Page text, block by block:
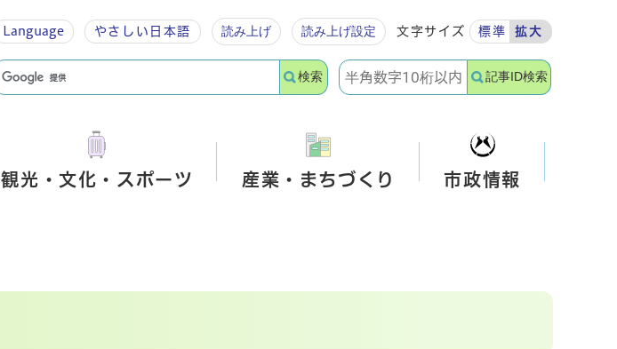
Language やさしい 日本語 読み上げ 読み上げ設定 文字サイズ 標準 拡大
検索 記事ID検索
観光・文化・スポーツ 産業・まちづくり 市政情報